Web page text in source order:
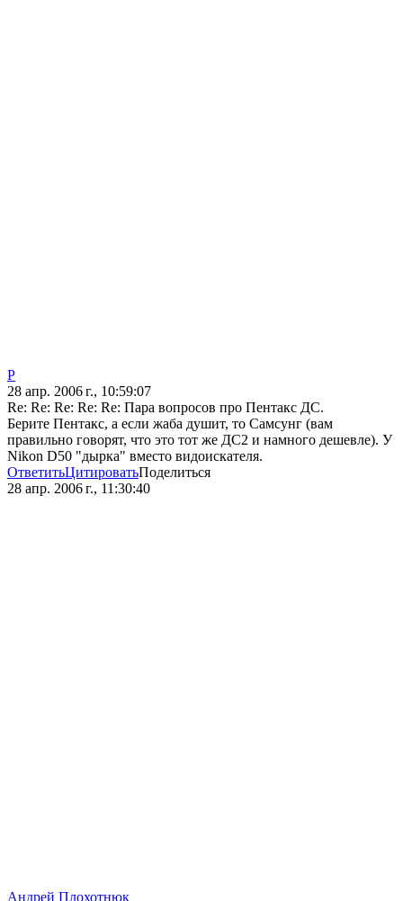
P
28 апр. 2006 г., 10:59:07
Re: Re: Re: Re: Re: Пара вопросов про Пентакс ДС.
Берите Пентакс, а если жаба душит, то Самсунг (вам
правильно говорят, что это тот же ДС2 и намного дешевле). У
Nikon D50 "дырка" вместо видоискателя.
ОтветитьЦитироватьПоделиться
28 апр. 2006 г., 11:30:40
Андрей Плохотнюк